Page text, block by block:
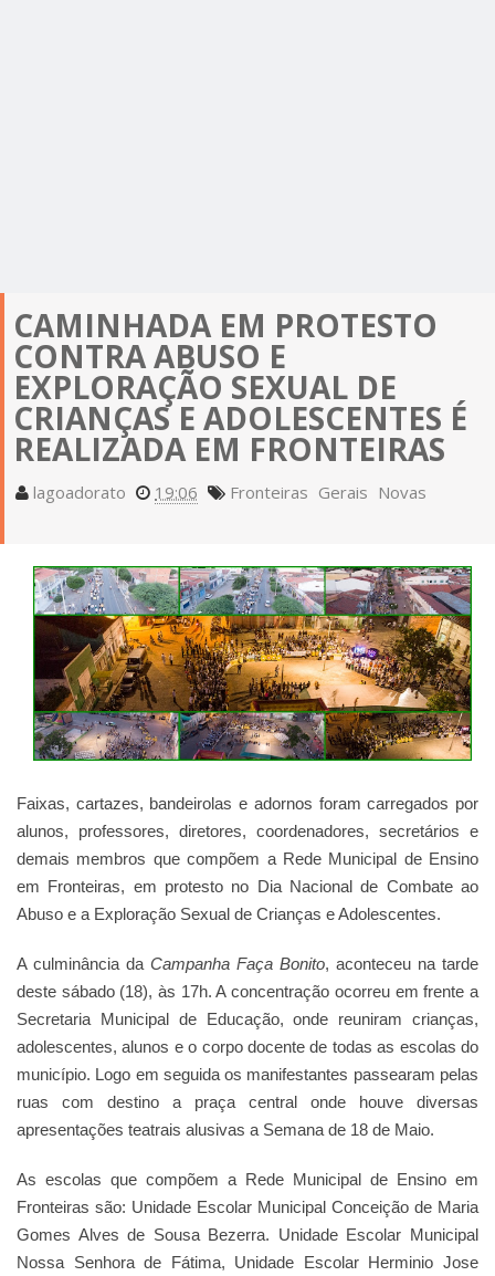
CAMINHADA EM PROTESTO
CONTRA ABUSO E
EXPLORAÇÃO SEXUAL DE
CRIANÇAS E ADOLESCENTES É
REALIZADA EM FRONTEIRAS
lagoadorato 19:06 Fronteiras Gerais Novas
Faixas, cartazes, bandeirolas e adornos foram carregados por
alunos, professores, diretores, coordenadores, secretários e
demais membros que compõem a Rede Municipal de Ensino
em Fronteiras, em protesto no Dia Nacional de Combate ao
Abuso e a Exploração Sexual de Crianças e Adolescentes.
A culminância da Campanha Faça Bonito, aconteceu na tarde
deste sábado (18), às 17h. A concentração ocorreu em frente a
Secretaria Municipal de Educação, onde reuniram crianças,
adolescentes, alunos e o corpo docente de todas as escolas do
município. Logo em seguida os manifestantes passearam pelas
ruas com destino a praça central onde houve diversas
apresentações teatrais alusivas a Semana de 18 de Maio.
As escolas que compõem a Rede Municipal de Ensino em
Fronteiras são: Unidade Escolar Municipal Conceição de Maria
Gomes Alves de Sousa Bezerra. Unidade Escolar Municipal
Nossa Senhora de Fátima, Unidade Escolar Herminio Jose